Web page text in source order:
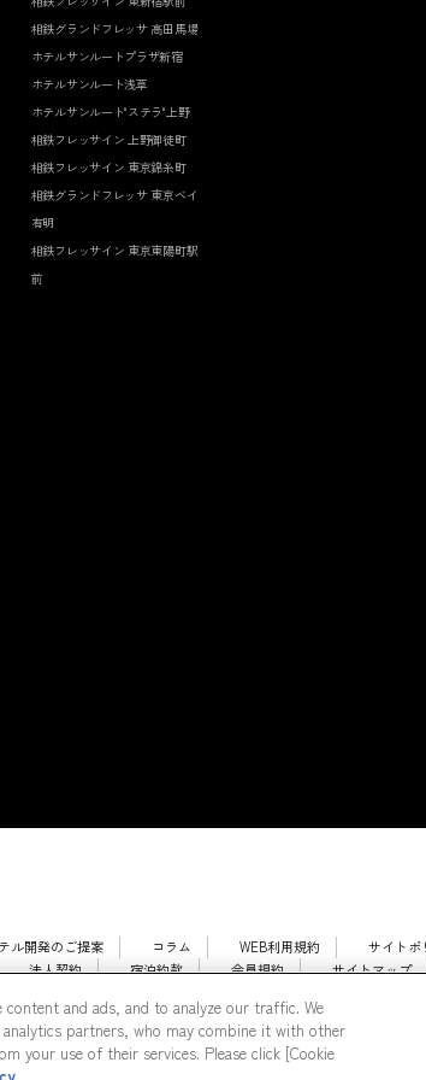
相鉄グランドフレッサ 高田馬場
ホテルサンルートプラザ新宿
ホテルサンルート浅草
ホテルサンルート"ステラ"上野
相鉄フレッサイン 上野御徒町
相鉄フレッサイン 東京錦糸町
相鉄グランドフレッサ 東京ベイ
有明
相鉄フレッサイン 東京東陽町駅
前
ル開発のご提案 コラム WEB利用規約 サイトポ
法人契約 宿泊約款 会員規約 サイトマップ
and ads, and to analyze our traffic. We
partners, who may combine it with other
your use of their services. Please click [Cookie